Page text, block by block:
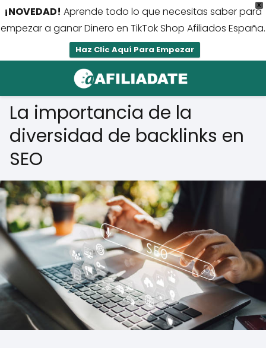
X
¡NOVEDAD! Aprende todo lo que necesitas saber para
empezar a ganar Dinero en TikTok Shop Afiliados España.
Haz Clic Aquí Para Empezar
La importancia de la
diversidad de backlinks en
SEO